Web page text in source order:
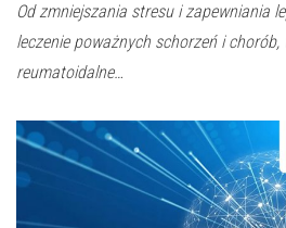
Od zmniejszania stresu i zapewniania
leczenie poważnych schorzeń i
reumatoidalne…